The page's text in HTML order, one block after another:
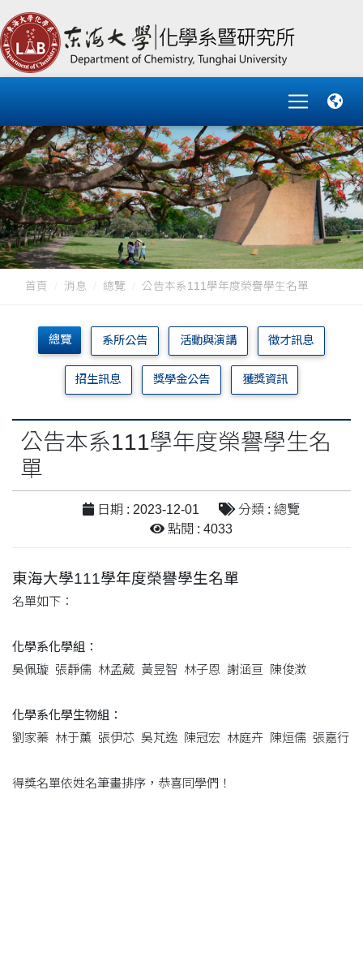
首頁 消息 總覽 公告本系111學年度榮譽學生名單
總覽 系所公告 活動與演講 徵才訊息
招生訊息 獎學金公告 獲獎資訊
公告本系111學年度榮譽學生名
單
日期 : 2023-12-01
分類 : 總覽
點閱 : 4033
東海大學111學年度榮譽學生名單
名單如下：
化學系化學組：
吳佩璇 張靜儒 林孟葳 黃昱智 林子恩 謝涵亘 陳俊澂
化學系化學生物組：
劉家蓁 林于薰 張伊芯 吳芃逸 陳冠宏 林庭卉 陳烜儒 張嘉行
得獎名單依姓名筆畫排序，恭喜同學們！